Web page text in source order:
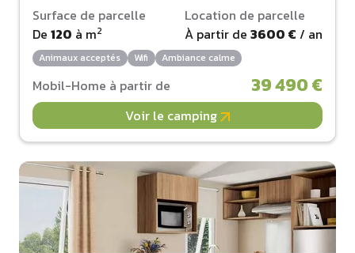
Surface de parcelle
De 120 à m2
Location de parcelle
À partir de 3600 € / an
Animaux acceptés Wifi Ambiance calme
Mobil-Home à partir de 39 490 €
Voir le camping